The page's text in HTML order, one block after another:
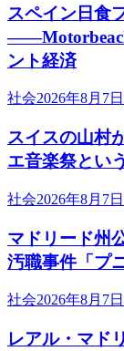
スペイン日食
ント経済
社会2026年8月7日
スイスの山村
エ音楽祭とい
社会2026年8月7日
マドリード州
汚職事件「プ
社会2026年8月7日
レアル・マド